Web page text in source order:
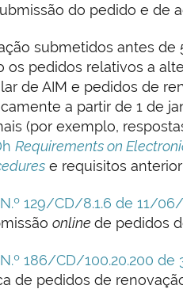
do pedido e de
submetidos antes
os pedidos relativos a
de AIM e pedidos de
a partir de 1 de
(por exemplo,
Requirements on
e requisitos
129/CD/8.1.6 de 11/
online de pedidos
186/CD/100.20.200 de
de pedidos de